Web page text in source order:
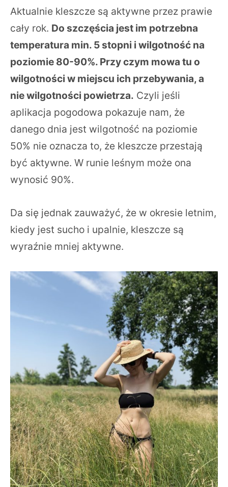
Aktualnie kleszcze są aktywne przez prawie
cały rok. Do szczęścia jest im potrzebna
temperatura min. 5 stopni i wilgotność na
poziomie 80-90%. Przy czym mowa tu o
wilgotności w miejscu ich przebywania, a
nie wilgotności powietrza. Czyli jeśli
aplikacja pogodowa pokazuje nam, że
danego dnia jest wilgotność na poziomie
50% nie oznacza to, że kleszcze przestają
być aktywne. W runie leśnym może ona
wynosić 90%.
Da się jednak zauważyć, że w okresie letnim,
kiedy jest sucho i upalnie, kleszcze są
wyraźnie mniej aktywne.